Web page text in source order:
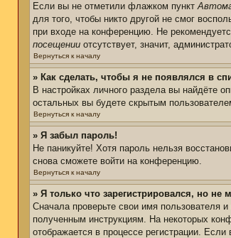
Если вы не отметили флажком пункт
для того, чтобы никто другой не смог
при входе на конференцию. Не
посещении отсутствует, значит,
Вернуться к началу
» Как сделать, чтобы я не появлялся в
В настройках личного раздела вы найдёте
остальных вы будете скрытым
Вернуться к началу
» Я забыл пароль!
Не паникуйте! Хотя пароль нельзя
снова сможете войти на конференцию.
Вернуться к началу
» Я только что зарегистрировался, но не
Сначала проверьте свои имя пользователя
полученным инструкциям. На некоторых
отображается в процессе регистрации.